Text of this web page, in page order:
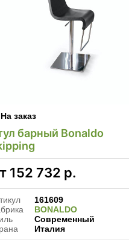
На заказ
барный Bonaldo
152 732 р.
161609
BONALDO
Современный
Италия